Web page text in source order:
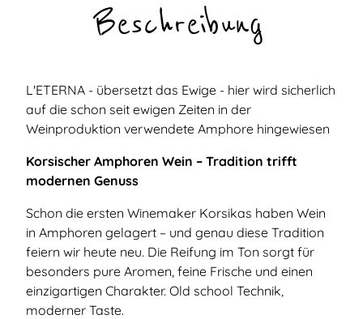
Beschreibung
L'ETERNA - übersetzt das Ewige - hier wird sicherlich
auf die schon seit ewigen Zeiten in der
Weinproduktion verwendete Amphore hingewiesen
Korsischer Amphoren Wein – Tradition trifft
modernen Genuss
Schon die ersten Winemaker Korsikas haben Wein
in Amphoren gelagert – und genau diese Tradition
feiern wir heute neu. Die Reifung im Ton sorgt für
besonders pure Aromen, feine Frische und einen
einzigartigen Charakter. Old school Technik,
moderner Taste.